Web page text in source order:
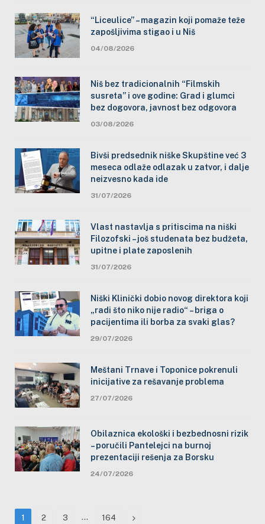
“Liceulice” – magazin koji pomaže teže
zapošljivima stigao i u Niš
04/08/2026
Niš bez tradicionalnih “Filmskih
susreta” i ove godine: Grad i glumci
bez dogovora, javnost bez odgovora
03/08/2026
Bivši predsednik niške Skupštine već 3
meseca odlaže odlazak u zatvor, i dalje
neizvesno kada ide
31/07/2026
Vlast nastavlja s pritiscima na niški
Filozofski – još studenata bez budžeta,
upitne i plate zaposlenih
31/07/2026
Niški Klinički dobio novog direktora koji
„radi što niko nije radio“ – briga o
pacijentima ili borba za svaki glas?
29/07/2026
Meštani Trnave i Toponice pokrenuli
inicijative za rešavanje problema
27/07/2026
Obilaznica ekološki i bezbednosni rizik
– poručili Pantelejci na burnoj
prezentaciji rešenja za Borsku
24/07/2026
1 2 3 … 164 Next